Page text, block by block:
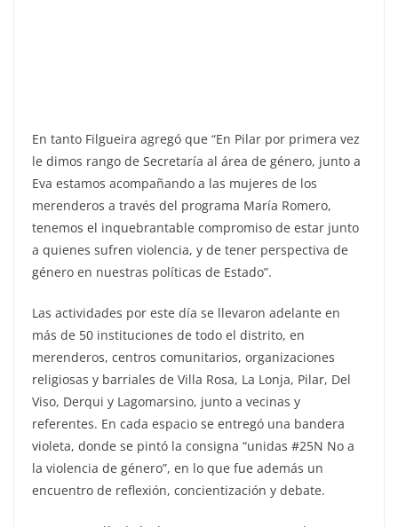
En tanto Filgueira agregó que “En Pilar por primera vez
le dimos rango de Secretaría al área de género, junto a
Eva estamos acompañando a las mujeres de los
merenderos a través del programa María Romero,
tenemos el inquebrantable compromiso de estar junto
a quienes sufren violencia, y de tener perspectiva de
género en nuestras políticas de Estado”.
Las actividades por este día se llevaron adelante en
más de 50 instituciones de todo el distrito, en
merenderos, centros comunitarios, organizaciones
religiosas y barriales de Villa Rosa, La Lonja, Pilar, Del
Viso, Derqui y Lagomarsino, junto a vecinas y
referentes. En cada espacio se entregó una bandera
violeta, donde se pintó la consigna “unidas #25N No a
la violencia de género”, en lo que fue además un
encuentro de reflexión, concientización y debate.